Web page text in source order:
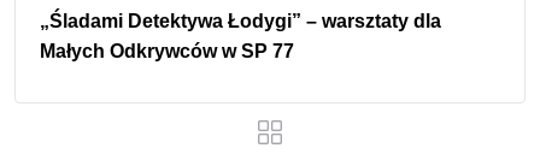
„Śladami Detektywa Łodygi” – warsztaty dla
Małych Odkrywców w SP 77